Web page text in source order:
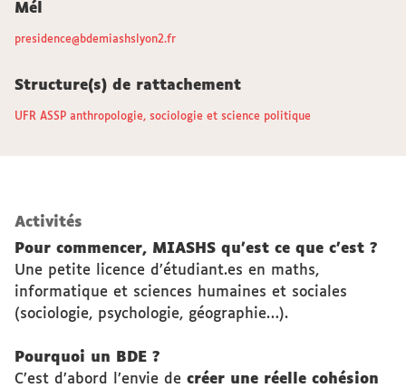
Mél
presidence@bdemiashslyon2.fr
Structure(s) de rattachement
UFR ASSP anthropologie, sociologie et science politique
Activités
Pour commencer, MIASHS qu’est ce que c’est ?
Une petite licence d’étudiant.es en maths,
informatique et sciences humaines et sociales
(sociologie, psychologie, géographie…).
Pourquoi un BDE ?
C’est d’abord l’envie de créer une réelle cohésion